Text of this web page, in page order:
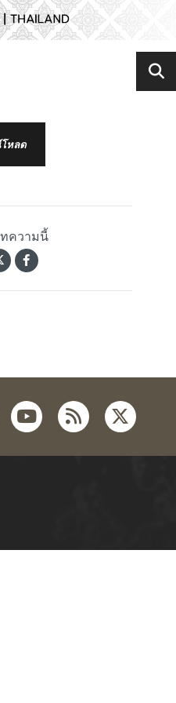
หลด
ความนี้
youtube
rss twitter